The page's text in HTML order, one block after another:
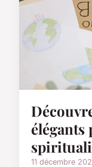
11 décembre